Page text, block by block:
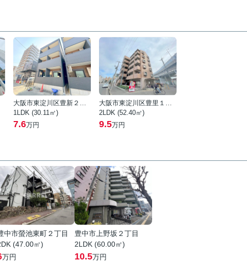
大阪市東淀川区豊新２丁目
1LDK (30.11㎡)
7.6万円
大阪市東淀川区豊里１丁目
2LDK (52.40㎡)
9.5万円
中市螢池東町２丁目
(47.00㎡)
万円
豊中市上野坂２丁目
2LDK (60.00㎡)
10.5万円